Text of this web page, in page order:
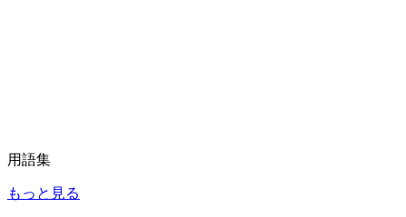
用語集
もっと見る